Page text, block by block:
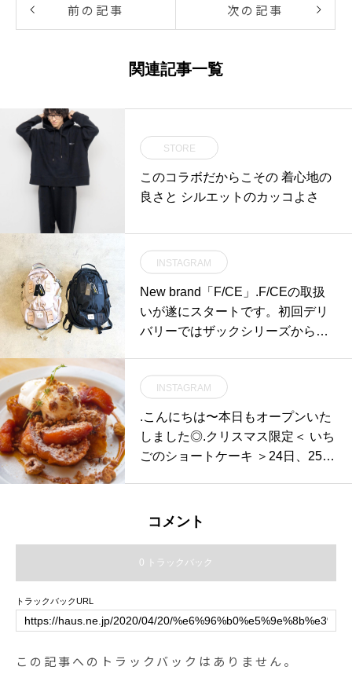
前の記事 次の記事
関連記事一覧
STORE
このコラボだからこその 着心地の
良さと シルエットのカッコよさ
INSTAGRAM
New brand「F/CE」.F/CEの取扱
いが遂にスタートです。初回デリ
バリーではザックシリーズから定
コーデュラファブリックを本体の
生地に使用した軽量性と耐久性に
長けた作りになっています。.一泊
二日の旅を想定した33Lという設
ることで大振りなシルエットも調
を前に、ザックの新調をお考えの
方是非ご覧にお越しくださいま
せ。.#fce#エフシーイー#950travel
カフェ #島根カフェ #松江旅行#島
INSTAGRAM
.こんにちは〜本日もオープンいた
しました◎.クリスマス限定＜ いち
ごのショートケーキ ＞24日、25日
しております.HAUS専属のパティ
待ちしております！…《HAUS営
業時間》＊ショップ 11:00-20:00.
コメント
0 トラックバック
トラックバックURL
この記事へのトラックバックはありません。